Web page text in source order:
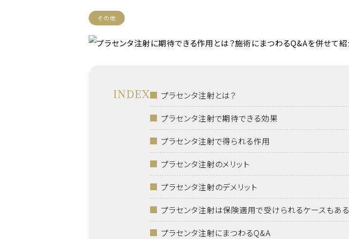
その他
INDEX
プラセンタ注射とは？
プラセンタ注射で期待できる効果
プラセンタ注射で得られる作用
プラセンタ注射のメリット
プラセンタ注射のデメリット
プラセンタ注射は保険適用で受けられるケースもある
プラセンタ注射にまつわるQ&A